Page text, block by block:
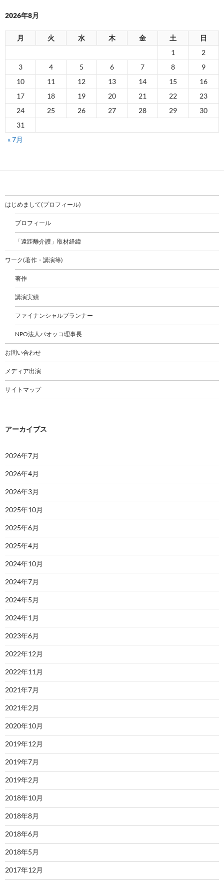
2026年8月
月 火 水 木 金 土
日
1
2
3
4 5 6 7 8
9
10
11 12 13 14 15
16
17
18 19 20 21 22
23
24
25 26 27 28 29
30
31
« 7月
はじめまして(プロフィール)
プロフィール
「遠距離介護」取材経緯
ワーク(著作・講演等)
著作
講演実績
ファイナンシャルプランナー
NPO法人パオッコ理事長
お問い合わせ
メディア出演
サイトマップ
アーカイブス
2026年7月
2026年4月
2026年3月
2025年10月
2025年6月
2025年4月
2024年10月
2024年7月
2024年5月
2024年1月
2023年6月
2022年12月
2022年11月
2021年7月
2021年2月
2020年10月
2019年12月
2019年7月
2019年2月
2018年10月
2018年8月
2018年6月
2018年5月
2017年12月